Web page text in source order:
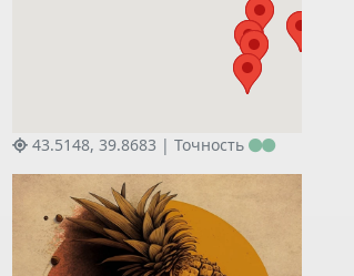
43.5148, 39.8683 | Точность